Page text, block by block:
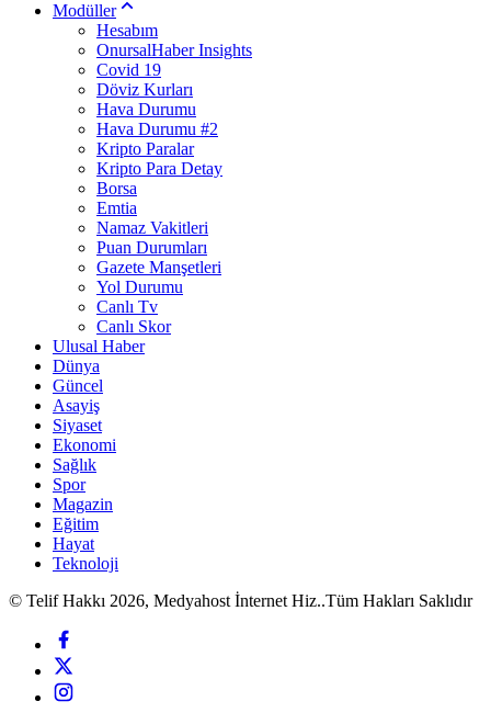
Modüller
Hesabım
OnursalHaber Insights
Covid 19
Döviz Kurları
Hava Durumu
Hava Durumu #2
Kripto Paralar
Kripto Para Detay
Borsa
Emtia
Namaz Vakitleri
Puan Durumları
Gazete Manşetleri
Yol Durumu
Canlı Tv
Canlı Skor
Ulusal Haber
Dünya
Güncel
Asayiş
Siyaset
Ekonomi
Sağlık
Spor
Magazin
Eğitim
Hayat
Teknoloji
© Telif Hakkı 2026, Medyahost İnternet Hiz..Tüm Hakları Saklıdır